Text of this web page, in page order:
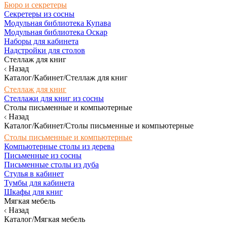
Бюро и секретеры
Секретеры из сосны
Модульная библиотека Купава
Модульная библиотека Оскар
Наборы для кабинета
Надстройки для столов
Стеллаж для книг
Назад
Каталог/Кабинет/Стеллаж для книг
Стеллаж для книг
Стеллажи для книг из сосны
Столы письменные и компьютерные
Назад
Каталог/Кабинет/Столы письменные и компьютерные
Столы письменные и компьютерные
Компьютерные столы из дерева
Письменные из сосны
Письменные столы из дуба
Стулья в кабинет
Тумбы для кабинета
Шкафы для книг
Мягкая мебель
Назад
Каталог/Мягкая мебель